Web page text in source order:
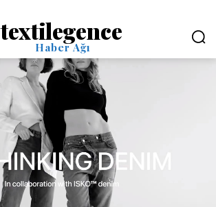
textilegence
Haber Ağı